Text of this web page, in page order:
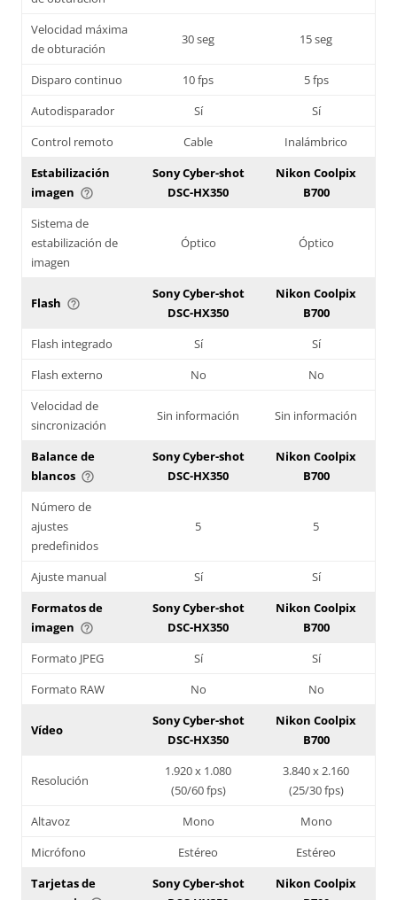
Velocidad máxima
de obturación
30 seg 15 seg
Disparo continuo 10 fps
5 fps
Autodisparador
Sí
Sí
Control remoto
Cable
Inalámbrico
Estabilización
imagen help_outline
Sony Cyber-shot
DSC-HX350
Nikon Coolpix
B700
Sistema de
estabilización de
imagen
Óptico Óptico
Flash help_outline
Sony Cyber-shot
DSC-HX350
Nikon Coolpix
B700
Flash integrado
Sí
Sí
Flash externo
No
No
Velocidad de
sincronización
Sin información Sin información
Balance de
blancos help_outline
Sony Cyber-shot
DSC-HX350
Nikon Coolpix
B700
Número de
ajustes
predefinidos
5 5
Ajuste manual Sí
Sí
Formatos de
imagen help_outline
Sony Cyber-shot
DSC-HX350
Nikon Coolpix
B700
Formato JPEG
Sí
Sí
Formato RAW
No No
Vídeo
Sony Cyber-shot
DSC-HX350
Nikon Coolpix
B700
Resolución
1.920 x 1.080
(50/60 fps)
3.840 x 2.160
(25/30 fps)
Altavoz
Mono
Mono
Micrófono
Estéreo
Estéreo
Tarjetas de
Sony Cyber-shot
Nikon Coolpix